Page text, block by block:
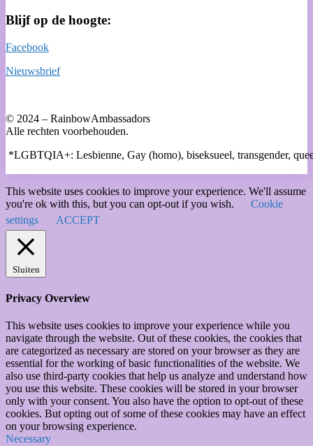
Blijf op de hoogte:
Facebook
Nieuwsbrief
© 2024 – RainbowAmbassadors
Alle rechten voorbehouden.
*LGBTQIA+: Lesbienne, Gay (homo), biseksueel, transgender,
This website uses cookies to improve your experience. We'll assume
you're ok with this, but you can opt-out if you wish.
Cookie
settings
ACCEPT
Sluiten
Privacy Overview
This website uses cookies to improve your experience while you
navigate through the website. Out of these cookies, the cookies that
are categorized as necessary are stored on your browser as they are
essential for the working of basic functionalities of the website. We
also use third-party cookies that help us analyze and understand how
you use this website. These cookies will be stored in your browser
only with your consent. You also have the option to opt-out of these
cookies. But opting out of some of these cookies may have an effect
on your browsing experience.
Necessary